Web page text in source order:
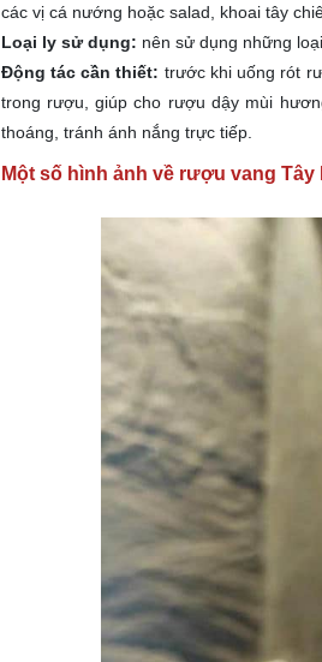
các vị cá nướng hoặc salad, khoai tây
Loại ly sử dụng: nên sử dụng những
Động tác cần thiết: trước khi uống rót
trong rượu, giúp cho rượu dậy mùi
thoáng, tránh ánh nắng trực tiếp.
Một số hình ảnh về rượu vang Tây